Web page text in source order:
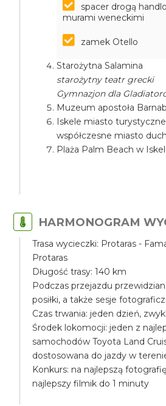
spacer drogą
murami weneckimi
zamek Otello
Starożytna Salamina
starożytny teatr grecki
Gymnazjon dla
Muzeum apostoła
Iskele miasto
współczesne miasto
Plaża Palm Beach w
HARMONOGRAM
Trasa wycieczki: Protaras -
Protaras
Długość trasy: 140 km
Podczas przejazdu
posiłki, a także sesje
Czas trwania: jeden dzień,
Środek lokomocji: jeden z
samochodów Toyota Land
dostosowana do jazdy w
Konkurs: na najlepszą
najlepszy filmik do 1 minuty